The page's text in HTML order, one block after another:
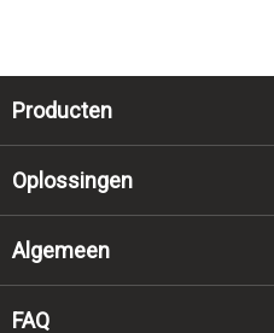
Producten
Oplossingen
Algemeen
FAQ